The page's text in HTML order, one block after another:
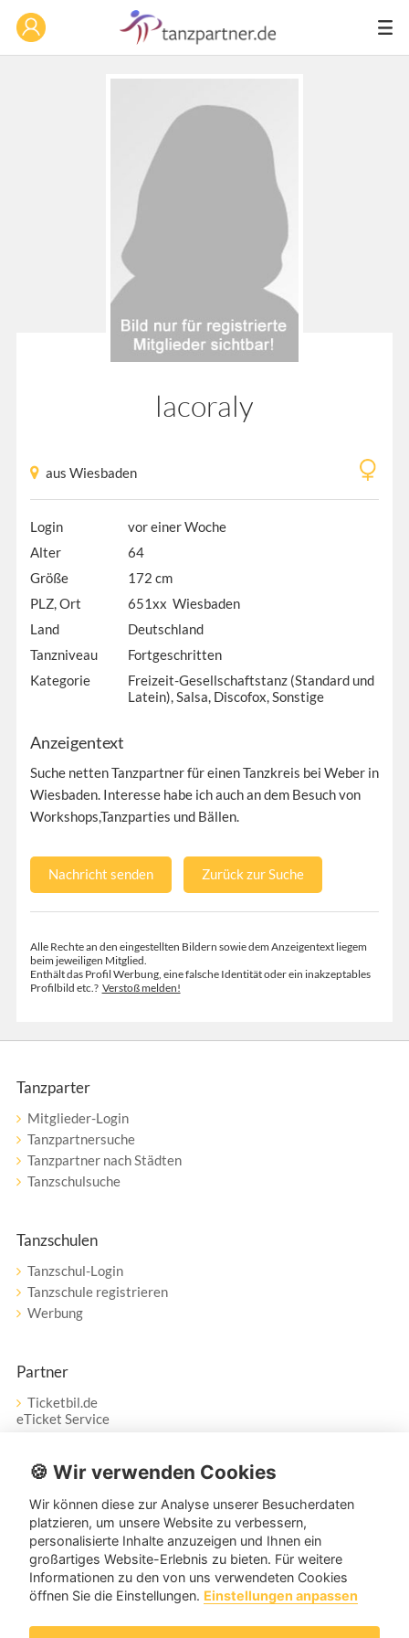
lacoraly
aus Wiesbaden
Login
vor einer Woche
Alter
64
Größe
172 cm
PLZ, Ort
651xx Wiesbaden
Land
Deutschland
Tanzniveau
Fortgeschritten
Kategorie
Freizeit-Gesellschaftstanz (Standard und
Latein), Salsa, Discofox, Sonstige
Anzeigentext
Suche netten Tanzpartner für einen Tanzkreis bei Weber in
Wiesbaden. Interesse habe ich auch an dem Besuch von
Workshops,Tanzparties und Bällen.
Nachricht senden Zurück zur Suche
Alle Rechte an den eingestellten Bildern sowie dem Anzeigentext liegem
beim jeweiligen Mitglied.
Enthält das Profil Werbung, eine falsche Identität oder ein inakzeptables
Profilbild etc.? Verstoß melden!
Tanzparter
Mitglieder-Login
Tanzpartnersuche
Tanzpartner nach Städten
Tanzschulsuche
Tanzschulen
Tanzschul-Login
Tanzschule registrieren
Werbung
Partner
Ticketbil.de
eTicket Service
Vertrag widerrufen
Service
Unser Tanzpartner-Service hilft Ihnen bei Fragen und
Anregungen gerne weiter!
🍪 Wir verwenden Cookies
Wir können diese zur Analyse unserer Besucherdaten
platzieren, um unsere Website zu verbessern,
personalisierte Inhalte anzuzeigen und Ihnen ein
großartiges Website-Erlebnis zu bieten. Für weitere
Informationen zu den von uns verwendeten Cookies
öffnen Sie die Einstellungen. Einstellungen anpassen